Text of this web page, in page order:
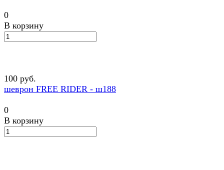
0
В корзину
100 руб.
шеврон FREE RIDER - ш188
0
В корзину